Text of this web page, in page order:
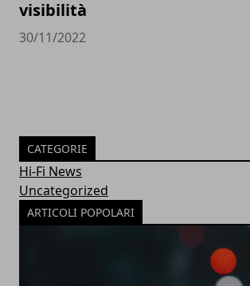
visibilità
30/11/2022
CATEGORIE
Hi-Fi News
Uncategorized
ARTICOLI POPOLARI